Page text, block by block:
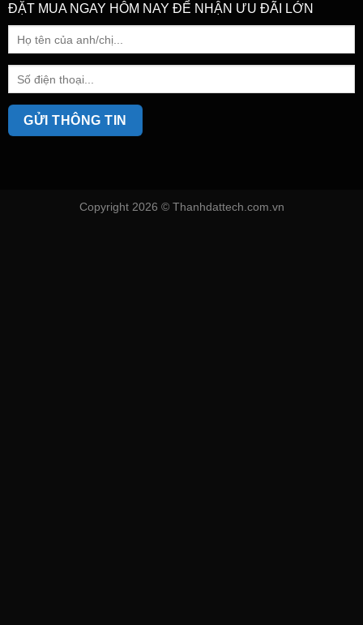
ĐẶT MUA NGAY HÔM NAY ĐỂ NHẬN ƯU ĐÃI LỚN
Copyright 2026 © Thanhdattech.com.vn